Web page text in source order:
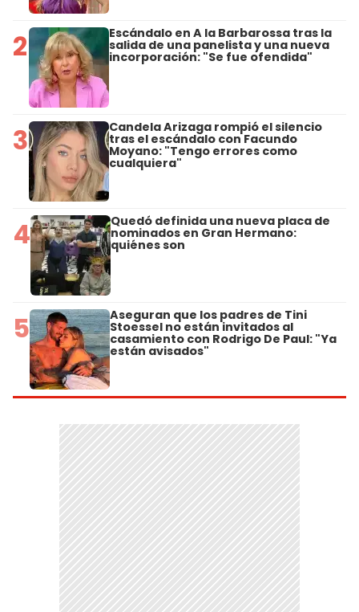
2 Escándalo en A la Barbarossa tras la
salida de una panelista y una nueva
incorporación: "Se fue ofendida"
3 Candela Arizaga rompió el silencio
tras el escándalo con Facundo
Moyano: "Tengo errores como
cualquiera"
4 Quedó definida una nueva placa de
nominados en Gran Hermano:
quiénes son
5 Aseguran que los padres de Tini
Stoessel no están invitados al
casamiento con Rodrigo De Paul: "Ya
están avisados"